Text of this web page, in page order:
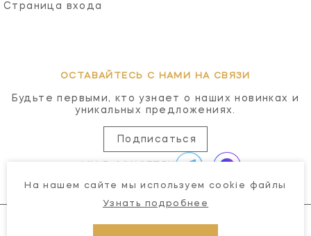
Страница входа
ОСТАВАЙТЕСЬ С НАМИ НА СВЯЗИ
Будьте первыми, кто узнает о наших новинках и
уникальных предложениях.
Подписаться
На нашем сайте мы используем cookie файлы
Узнать подробнее